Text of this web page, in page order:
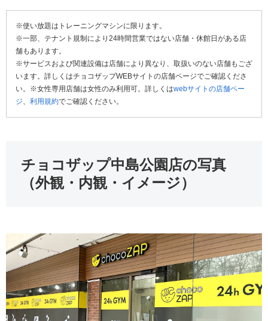
※使い放題はトレーニングマシンに限ります。
※一部、テナント規制により24時間営業ではない店舗・休館日がある店
舗もあります。
※サービスおよび関連設備は店舗により異なり、取扱いのない店舗もござ
います。詳しくはチョコザップWEBサイトの店舗ページでご確認くださ
い。※女性専用店舗は女性のみ利用可。詳しくはwebサイトの店舗ペー
ジ、 利用規約でご確認ください。
チョコザップ中島公園店の写真
（外観・内観・イメージ）